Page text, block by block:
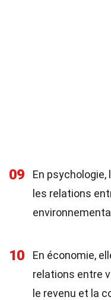
09
En
les relations
10
En économie,
relations entre
le revenu et la